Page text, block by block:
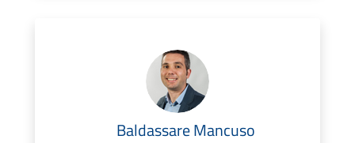
Baldassare Mancuso